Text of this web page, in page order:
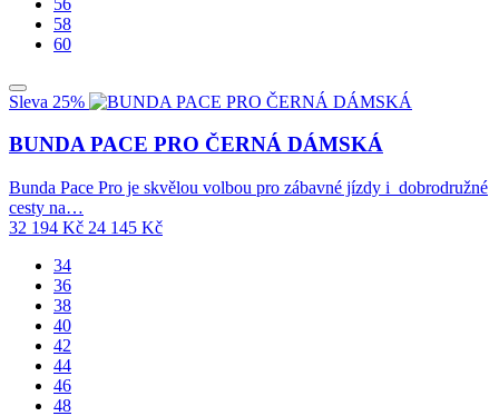
58
60
Sleva 25%
BUNDA PACE PRO ČERNÁ DÁMSKÁ
Bunda Pace Pro je skvělou volbou pro zábavné jízdy i dobrodružné
cesty na…
32 194 Kč 24 145 Kč
34
36
38
40
42
44
46
48